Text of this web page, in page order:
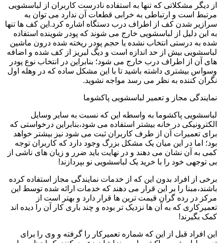
از دیگر مشکلاتی که تنها به استفاده نادرست کاربران از لباسشویی
مرتبط است و ارتباطی به خرابی قطعات آن ندارد می توان به
سرازیر شدن کف از اطراف درب دستگاه اشاره کرد.این کف ها تنها
به این دلیل از لباسشویی خارج می شوند که پودر شوینده استفاده
شده به درستی انتخاب نشده یا حجم پودر ریخته شده درون ماشین
لباسشویی بیش از حد اندازه است و دیگ لبریز از کف شده و اضافه
های آن از اطراف درب خارج می شود؛ بنابراین در انتخاب نوع پودر
وسواس بیشتری داشته باشید تا با این مشکل ساده که در وهله اول
نگران کننده به نظر می رسد مواجه نشوید.
نمایندگی مجاز و تعمیر لباسشویی پاکشوما
لباسشویی پاکشوما به واسطه این که نسبت به سایر وسایل
الکترونیکی در خانه بیشتر استفاده می شود،بنابراین درخواستی که
برای تعمیرات آن از طرف کاربران ثبت می شود نیز بیشتر خواهد
بود؛ اما در این میان یک مشکل بزرگ وجود دارد که کاربران توجه
کمی به آن نشان می دهند و در نهایت باید ضرر و زیان های ناشی از
بی توجهی خود را با خرید یک لباسشویی نو بپردازند!
برخی از افراد بدون این که از خدمات نمایندگی مجاز استفاده کرده
باشند،مبنا را بر این قرار می دهند که خدمات ارائه شده توسط این
مرکز در رده گران قیمت ترین ها قرار دارد و بهتر است از
تعمیرکاری که به آن ها نزدیک تر بوده و چند باری کار آن را دیده اند
کمک بگیرند!
این افراد قبل از این که شماره تعمیرکار را گرفته و وی را برای